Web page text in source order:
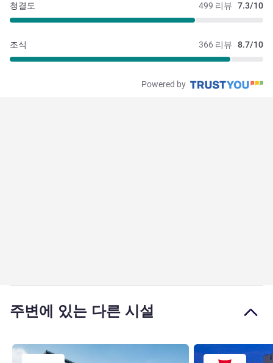
499 리뷰 7.3/10
청결도
366 리뷰 8.7/10
조식
Powered by
주변에 있는 다른 시설